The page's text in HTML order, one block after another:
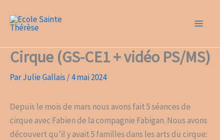
contenu
Cirque (GS-CE1 + vidéo PS/MS)
ParJulie Gallais /4 mai 2024
Depuis le mois de mars nous avons fait 5 séances de
cirque avec Fabien de la compagnie Fabigan. Nous avons
découvert qu’il y avait 5 familles dans les arts du cirque: